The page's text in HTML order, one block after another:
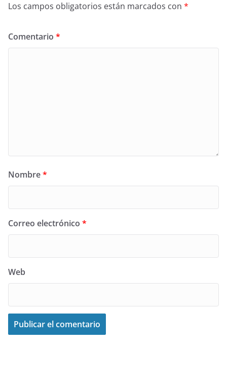
Los campos obligatorios están marcados con *
Comentario *
Nombre*
Correo electrónico *
Web